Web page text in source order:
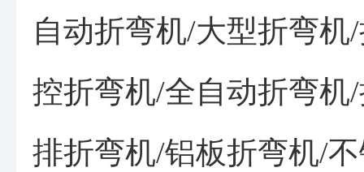
自动折弯机/大型折弯机
控折弯机/全自动折弯机
排折弯机/铝板折弯机/